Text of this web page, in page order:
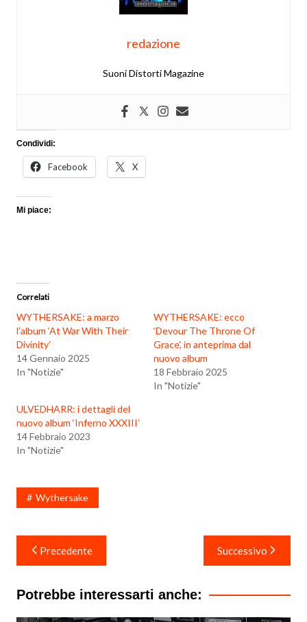
redazione
Suoni Distorti Magazine
Condividi:
Facebook X
Mi piace:
Correlati
WYTHERSAKE: a marzo
l’album ‘At War With Their
Divinity’
14 Gennaio 2025
In "Notizie"
WYTHERSAKE: ecco
‘Devour The Throne Of
Grace’, in anteprima dal
nuovo album
18 Febbraio 2025
In "Notizie"
ULVEDHARR: i dettagli del
nuovo album ‘Inferno XXXIII’
14 Febbraio 2023
In "Notizie"
Wythersake
Navigazione
articoli
Precedente Successivo
Potrebbe interessarti anche: